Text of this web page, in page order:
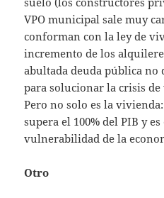
VPO municipal sale muy
conforman con la ley de
incremento de los
abultada deuda pública no
para solucionar la crisis
Pero no solo es la
supera el 100% del PIB y
vulnerabilidad de la
Otro